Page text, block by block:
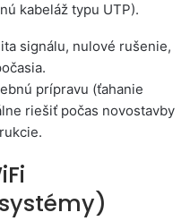
kabeláž typu UTP).
signálu, nulové rušenie,
prípravu (ťahanie
riešiť počas novostavby